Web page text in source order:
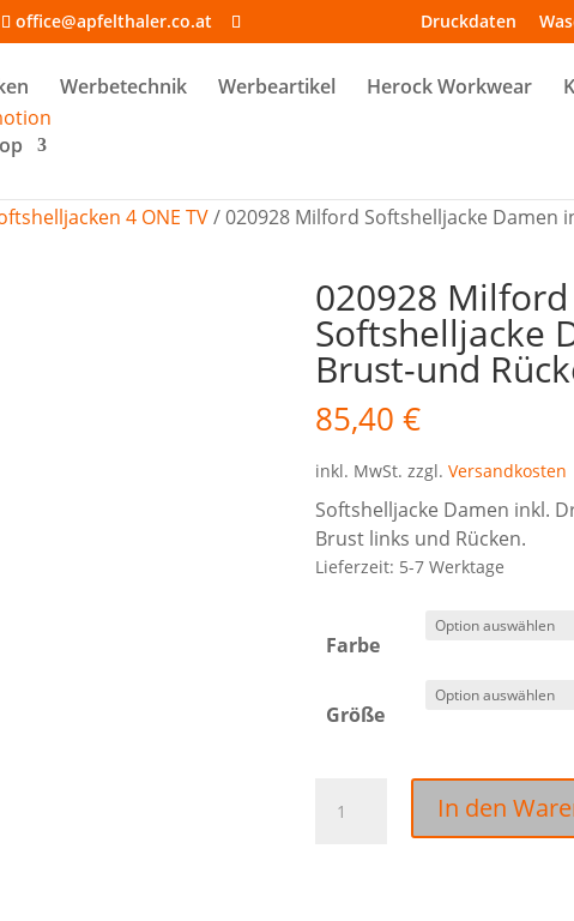
office@apfelthaler.co.at Druckdaten
Werbetechnik Werbeartikel Herock Workwear
4 ONE TV/ 020928 Milford Softshelljacke Damen
020928 Milford
Softshelljacke
Brust-und
85,40 €
inkl. MwSt. zzgl. Versandkosten
Softshelljacke Damen inkl.
Brust links und Rücken.
Lieferzeit: 5-7 Werktage
Farbe
Größe
Milford
In den